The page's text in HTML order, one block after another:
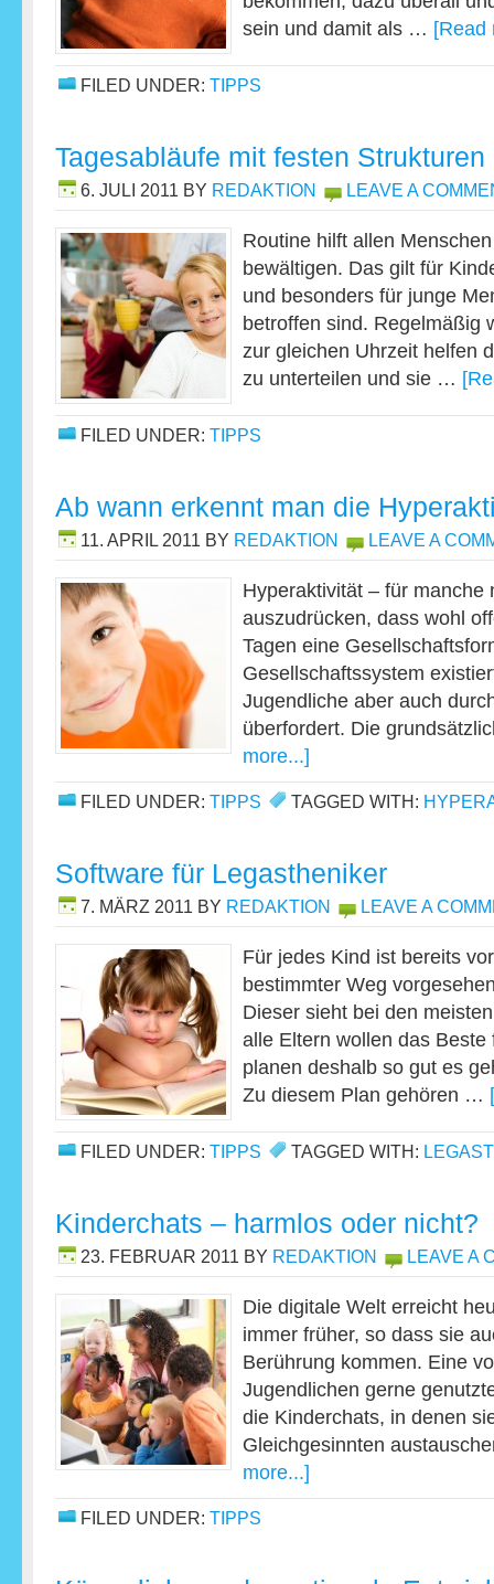
sein und damit als … [Read
FILED UNDER: TIPPS
Tagesabläufe mit festen Strukturen
6. JULI 2011 BY REDAKTION LEAVE A
Routine hilft allen
bewältigen. Das gilt für
und besonders für junge
betroffen sind. Regelmäßig
zur gleichen Uhrzeit helfen
zu unterteilen und sie …
FILED UNDER: TIPPS
Ab wann erkennt man die
11. APRIL 2011 BY REDAKTION LEAVE A
Hyperaktivität – für manche
auszudrücken, dass wohl
Tagen eine
Gesellschaftssystem
Jugendliche aber auch
überfordert. Die
more...]
FILED UNDER: TIPPS TAGGED WITH:
Software für Legastheniker
7. MÄRZ 2011 BY REDAKTION LEAVE A
Für jedes Kind ist bereits
bestimmter Weg
Dieser sieht bei den
alle Eltern wollen das Beste
planen deshalb so gut es
Zu diesem Plan gehören …
FILED UNDER: TIPPS TAGGED WITH:
Kinderchats – harmlos oder nicht?
23. FEBRUAR 2011 BY REDAKTION LEAVE A
Die digitale Welt erreicht
immer früher, so dass sie
Berührung kommen. Eine
Jugendlichen gerne
die Kinderchats, in denen
Gleichgesinnten
more...]
FILED UNDER: TIPPS